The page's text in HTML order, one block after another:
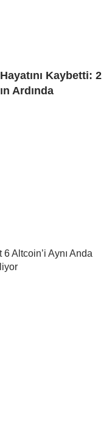
Kaybetti: 2
Ardında
6 Altcoin’i Aynı Anda